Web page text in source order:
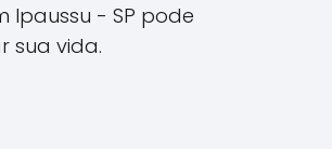
Ipaussu - SP pode
sua vida.